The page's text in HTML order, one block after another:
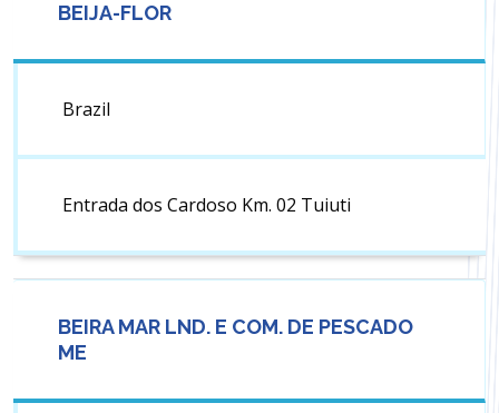
BEIJA-FLOR
Brazil
Entrada dos Cardoso Km. 02 Tuiuti
BEIRA MAR LND. E COM. DE PESCADO
ME